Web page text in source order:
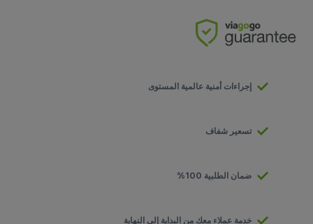
إجراءات أمنية عالمية المستوى
تسعير شفاف
ضمان الطلبية 100%
خدمة عملاء معك من البداية إلى النهاية